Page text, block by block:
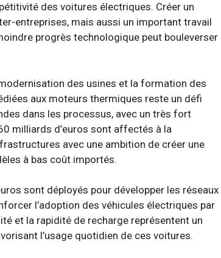
des voitures électriques. Créer un
entreprises, mais aussi un important travail
progrès technologique peut bouleverser
des usines et la formation des
aux moteurs thermiques reste un défi
dans les processus, avec un très fort
milliards d’euros sont affectés à la
avec une ambition de créer une
à bas coût importés.
sont déployés pour développer les réseaux
l’adoption des véhicules électriques par
et la rapidité de recharge représentent un
l’usage quotidien de ces voitures.